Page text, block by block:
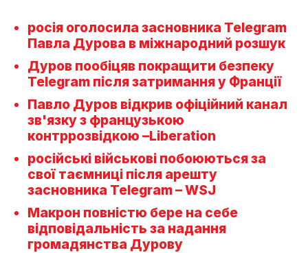
росія оголосила засновника Telegram
Павла Дурова в міжнародний розшук
Дуров пообіцяв покращити безпеку
Telegram після затримання у Франції
Павло Дуров відкрив офіційний канал
зв'язку з французькою
контррозвідкою –Liberation
російські військові побоюються за
свої таємниці після арешту
засновника Telegram – WSJ
Макрон повністю бере на себе
відповідальність за надання
громадянства Дурову